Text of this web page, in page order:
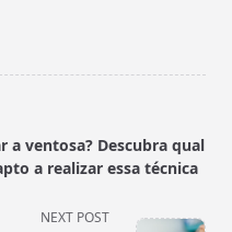
a ventosa? Descubra qual
a realizar essa técnica
NEXT POST